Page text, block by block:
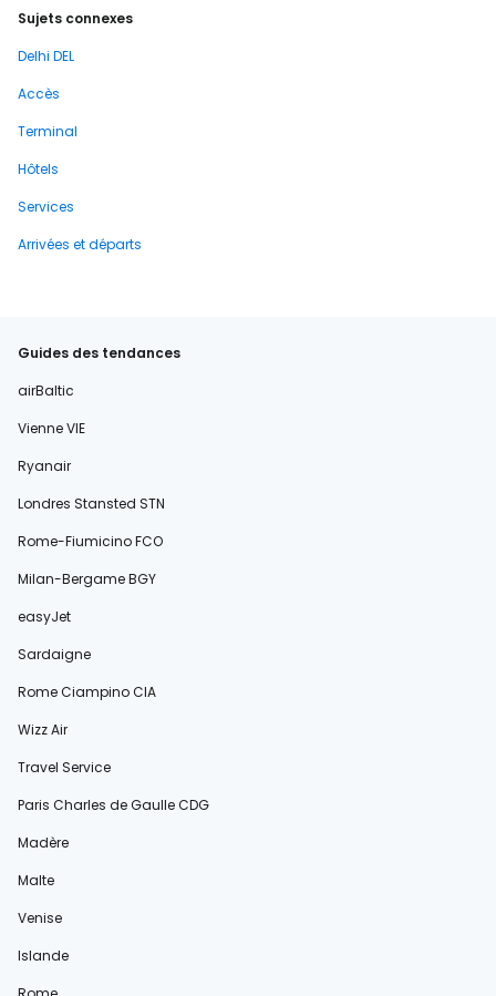
Sujets connexes
Delhi DEL
Accès
Terminal
Hôtels
Services
Arrivées et départs
Guides des tendances
airBaltic
Vienne VIE
Ryanair
Londres Stansted STN
Rome-Fiumicino FCO
Milan-Bergame BGY
easyJet
Sardaigne
Rome Ciampino CIA
Wizz Air
Travel Service
Paris Charles de Gaulle CDG
Madère
Malte
Venise
Islande